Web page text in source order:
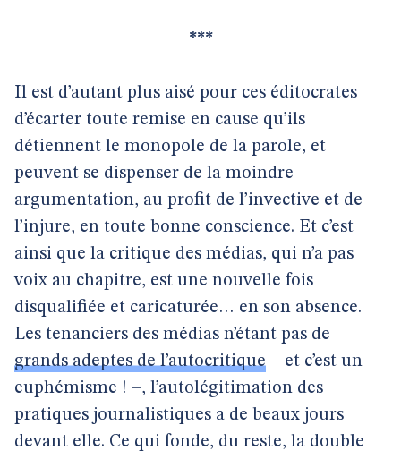
***
Il est d’autant plus aisé pour ces éditocrates
d’écarter toute remise en cause qu’ils
détiennent le monopole de la parole, et
peuvent se dispenser de la moindre
argumentation, au profit de l’invective et de
l’injure, en toute bonne conscience. Et c’est
ainsi que la critique des médias, qui n’a pas
voix au chapitre, est une nouvelle fois
disqualifiée et caricaturée… en son absence.
Les tenanciers des médias n’étant pas de
grands adeptes de l’autocritique – et c’est un
euphémisme ! –, l’autolégitimation des
pratiques journalistiques a de beaux jours
devant elle. Ce qui fonde, du reste, la double